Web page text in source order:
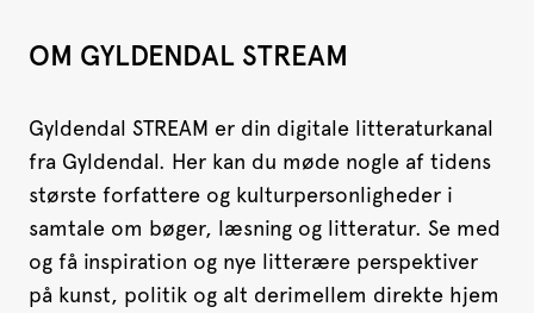
OM GYLDENDAL STREAM
Gyldendal STREAM er din digitale litteraturkanal
fra Gyldendal. Her kan du møde nogle af tidens
største forfattere og kulturpersonligheder i
samtale om bøger, læsning og litteratur. Se med
og få inspiration og nye litterære perspektiver
på kunst, politik og alt derimellem direkte hjem